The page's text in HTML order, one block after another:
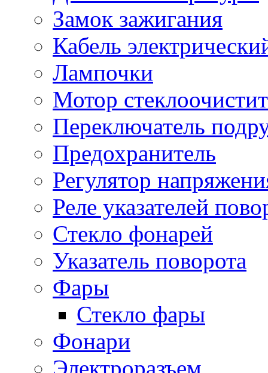
Замок зажигания
Кабель
Лампочки
Мотор
Переключатель
Предохранитель
Регулятор
Реле указателей
Стекло фонарей
Указатель поворота
Фары
Стекло фары
Фонари